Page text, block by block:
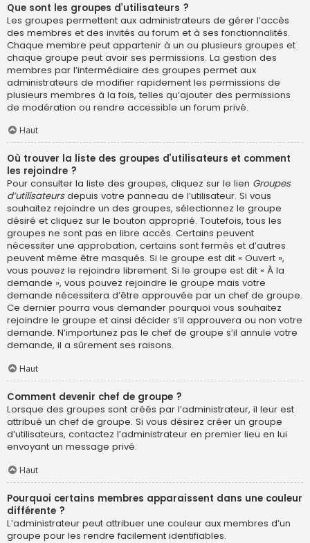
Que sont les groupes d’utilisateurs ?
Les groupes permettent aux administrateurs de gérer l’accès
des membres et des invités au forum et à ses fonctionnalités.
Chaque membre peut appartenir à un ou plusieurs groupes et
chaque groupe peut avoir ses permissions. La gestion des
membres par l’intermédiaire des groupes permet aux
administrateurs de modifier rapidement les permissions de
plusieurs membres à la fois, telles qu’ajouter des permissions
de modération ou rendre accessible un forum privé.
Haut
Où trouver la liste des groupes d’utilisateurs et comment
les rejoindre ?
Pour consulter la liste des groupes, cliquez sur le lien Groupes
d’utilisateursdepuis votre panneau de l’utilisateur. Si vous
souhaitez rejoindre un des groupes, sélectionnez le groupe
désiré et cliquez sur le bouton approprié. Toutefois, tous les
groupes ne sont pas en libre accès. Certains peuvent
nécessiter une approbation, certains sont fermés et d’autres
peuvent même être masqués. Si le groupe est dit « Ouvert »,
vous pouvez le rejoindre librement. Si le groupe est dit « À la
demande », vous pouvez rejoindre le groupe mais votre
demande nécessitera d’être approuvée par un chef de groupe.
Ce dernier pourra vous demander pourquoi vous souhaitez
rejoindre le groupe et ainsi décider s’il approuvera ou non votre
demande. N’importunez pas le chef de groupe s’il annule votre
demande, il a sûrement ses raisons.
Haut
Comment devenir chef de groupe ?
Lorsque des groupes sont créés par l’administrateur, il leur est
attribué un chef de groupe. Si vous désirez créer un groupe
d’utilisateurs, contactez l’administrateur en premier lieu en lui
envoyant un message privé.
Haut
Pourquoi certains membres apparaissent dans une couleur
différente ?
L’administrateur peut attribuer une couleur aux membres d’un
groupe pour les rendre facilement identifiables.